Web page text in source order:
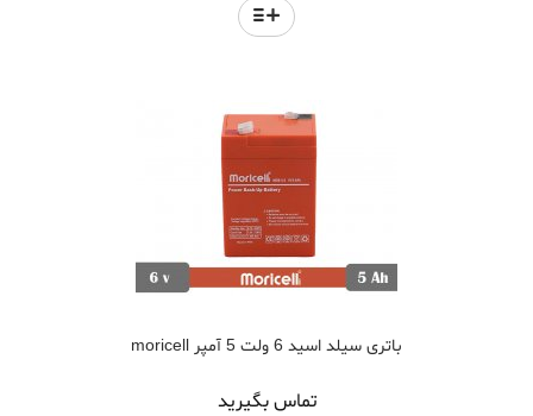
باتری سیلد اسید 6 ولت 5 آمپر moricell
تماس بگیرید